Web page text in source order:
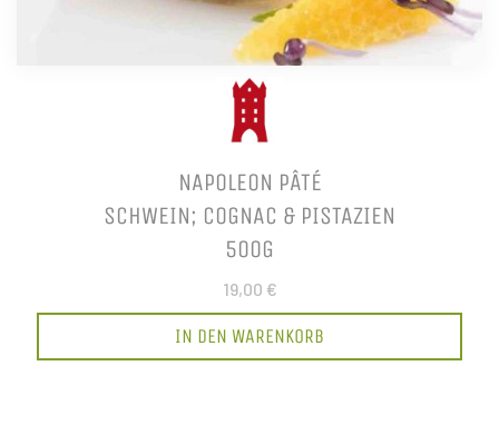
NAPOLEON PÂTÉ
SCHWEIN; COGNAC & PISTAZIEN
500G
19,00 €
IN DEN WARENKORB